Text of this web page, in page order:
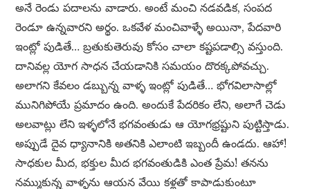
అనే రెండు పదాలను వాడారు. అంటే మంచి నడవడిక, సంపద
రెండూ ఉన్నవారని అర్థం. ఒకవేళ మంచివాళ్ళే అయినా, పేదవారి
ఇంట్లో పుడితే… బ్రతుకుతెరువు కోసం చాలా కష్టపడాల్సి వస్తుంది.
దానివల్ల యోగ సాధన చేయడానికి సమయం దొరక్కపోవచ్చు.
అలాగని కేవలం డబ్బున్న వాళ్ళ ఇంట్లో పుడితే… భోగవిలాసాల్లో
మునిగిపోయే ప్రమాదం ఉంది. అందుకే పేదరికం లేని, అలాగే చెడు
అలవాట్లు లేని ఇళ్ళలోనే భగవంతుడు ఆ యోగభ్రష్టుని పుట్టిస్తాడు.
అప్పుడే దైవ ధ్యానానికి అతనికి ఎలాంటి ఇబ్బందీ ఉండదు. ఆహా!
సాధకుల మీద, భక్తుల మీద భగవంతుడికి ఎంత ప్రేమ! తనను
నమ్ముకున్న వాళ్ళను ఆయన వేయి కళ్లతో కాపాడుకుంటూ